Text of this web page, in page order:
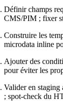
Définir champs
CMS/PIM ; fixer
Construire les
microdata inline
Ajouter des
pour éviter les
Valider en staging
; spot-check du